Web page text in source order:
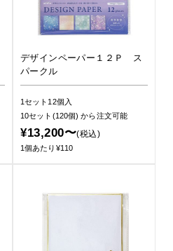
デザインペーパー１２Ｐ ス
パークル
1セット12個入
10セット(120個)から注文可能
¥13,200〜(税込)
1個あたり¥110